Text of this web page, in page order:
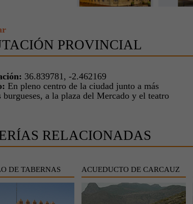
PROVINCIAL
36.839781, -2.462169
En pleno centro de la ciudad junto a más
a la plaza del Mercado y el teatro
RELACIONADAS
DE TABERNAS ACUEDUCTO DE CARCAUZ